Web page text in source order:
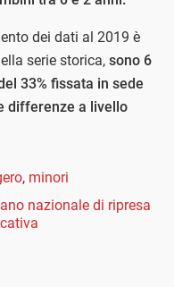
dei dati al 2019 è
serie storica, sono 6
33% fissata in sede
differenze a livello
, minori
nazionale di ripresa